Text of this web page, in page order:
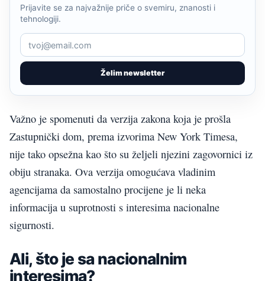
Želim newsletter
Prijavite se za najvažnije priče o svemiru, znanosti i
tehnologiji.
Važno je spomenuti da verzija zakona koja je prošla
Zastupnički dom, prema izvorima New York Timesa,
nije tako opsežna kao što su željeli njezini zagovornici iz
obiju stranaka. Ova verzija omogućava vladinim
agencijama da samostalno procijene je li neka
informacija u suprotnosti s interesima nacionalne
sigurnosti.
Ali, što je sa nacionalnim
interesima?